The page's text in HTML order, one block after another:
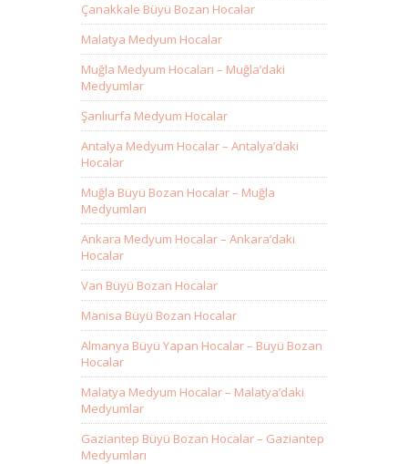
Çanakkale Büyü Bozan Hocalar
Malatya Medyum Hocalar
Muğla Medyum Hocaları – Muğla’daki
Medyumlar
Şanlıurfa Medyum Hocalar
Antalya Medyum Hocalar – Antalya’daki
Hocalar
Muğla Büyü Bozan Hocalar – Muğla
Medyumları
Ankara Medyum Hocalar – Ankara’daki
Hocalar
Van Büyü Bozan Hocalar
Manisa Büyü Bozan Hocalar
Almanya Büyü Yapan Hocalar – Büyü Bozan
Hocalar
Malatya Medyum Hocalar – Malatya’daki
Medyumlar
Gaziantep Büyü Bozan Hocalar – Gaziantep
Medyumları